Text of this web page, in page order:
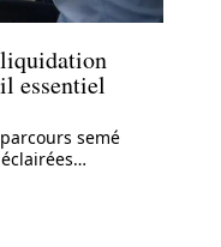
essentiel
semé
…